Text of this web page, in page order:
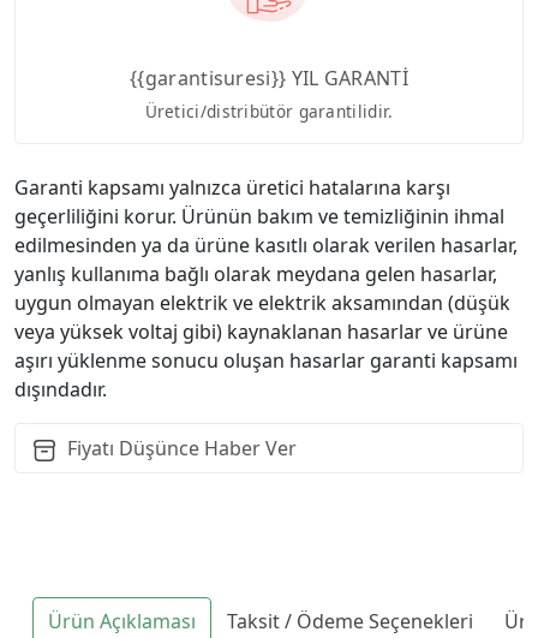
{{garantisuresi}} YIL GARANTİ
Üretici/distribütör garantilidir.
Garanti kapsamı yalnızca üretici hatalarına karşı
geçerliliğini korur. Ürünün bakım ve temizliğinin ihmal
edilmesinden ya da ürüne kasıtlı olarak verilen hasarlar,
yanlış kullanıma bağlı olarak meydana gelen hasarlar,
uygun olmayan elektrik ve elektrik aksamından (düşük
veya yüksek voltaj gibi) kaynaklanan hasarlar ve ürüne
aşırı yüklenme sonucu oluşan hasarlar garanti kapsamı
dışındadır.
Fiyatı Düşünce Haber Ver
Ürün Açıklaması Taksit / Ödeme Seçenekleri